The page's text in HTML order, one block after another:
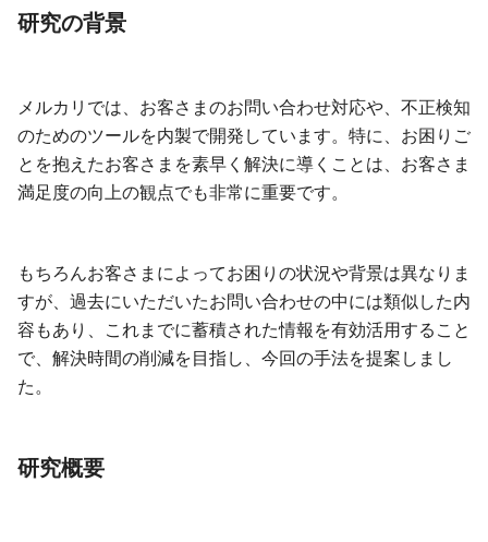
研究の背景
メルカリでは、お客さまのお問い合わせ対応や、不正検知
のためのツールを内製で開発しています。特に、お困りご
とを抱えたお客さまを素早く解決に導くことは、お客さま
満足度の向上の観点でも非常に重要です。
もちろんお客さまによってお困りの状況や背景は異なりま
すが、過去にいただいたお問い合わせの中には類似した内
容もあり、これまでに蓄積された情報を有効活用すること
で、解決時間の削減を目指し、今回の手法を提案しまし
た。
研究概要